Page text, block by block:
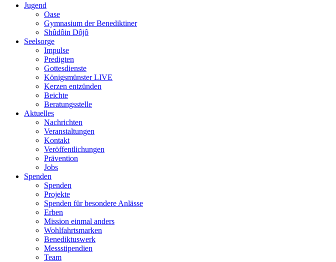
Jugend
Oase
Gymnasium der Benediktiner
Shûdôin Dôjô
Seelsorge
Impulse
Predigten
Gottesdienste
Königsmünster LIVE
Kerzen entzünden
Beichte
Beratungsstelle
Aktuelles
Nachrichten
Veranstaltungen
Kontakt
Veröffentlichungen
Prävention
Jobs
Spenden
Spenden
Projekte
Spenden für besondere Anlässe
Erben
Mission einmal anders
Wohlfahrtsmarken
Benediktuswerk
Messstipendien
Team